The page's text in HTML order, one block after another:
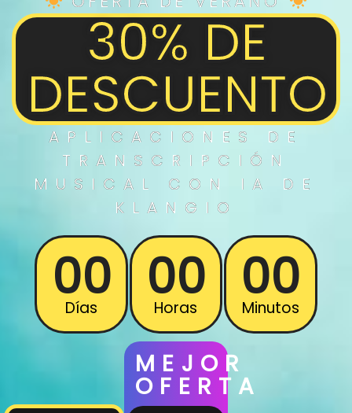
30% DE
DESCUENTO
APLICACIONES DE
TRANSCRIPCIÓN
MUSICAL
CON IA DE
KLANGIO
00
Días 00
Horas 00
Minutos
MEJOR
OFERTA